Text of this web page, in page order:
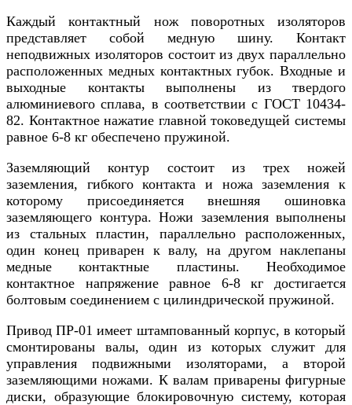
Каждый контактный нож поворотных изоляторов
представляет собой медную шину. Контакт
неподвижных изоляторов состоит из двух параллельно
расположенных медных контактных губок. Входные и
выходные контакты выполнены из твердого
алюминиевого сплава, в соответствии с ГОСТ 10434-
82. Контактное нажатие главной токоведущей системы
равное 6-8 кг обеспечено пружиной.
Заземляющий контур состоит из трех ножей
заземления, гибкого контакта и ножа заземления к
которому присоединяется внешняя ошиновка
заземляющего контура. Ножи заземления выполнены
из стальных пластин, параллельно расположенных,
один конец приварен к валу, на другом наклепаны
медные контактные пластины. Необходимое
контактное напряжение равное 6-8 кг достигается
болтовым соединением с цилиндрической пружиной.
Привод ПР-01 имеет штампованный корпус, в который
смонтированы валы, один из которых служит для
управления подвижными изоляторами, а второй
заземляющими ножами. К валам приварены фигурные
диски, образующие блокировочную систему, которая